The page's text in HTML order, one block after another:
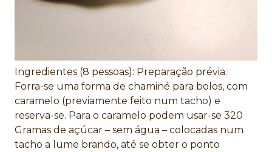
Ingredientes (8 pessoas): Preparação prévia:
Forra-se uma forma de chaminé para bolos, com
caramelo (previamente feito num tacho) e
reserva-se. Para o caramelo podem usar-se 320
Gramas de açúcar – sem água – colocadas num
tacho a lume brando, até se obter o ponto